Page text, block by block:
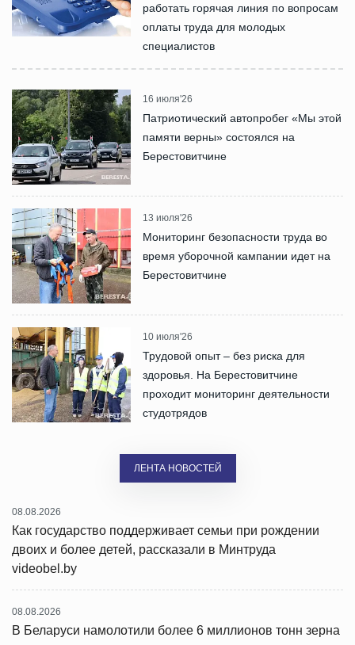
работать горячая линия по вопросам
оплаты труда для молодых
специалистов
16 июля'26
Патриотический автопробег «Мы этой
памяти верны» состоялся на
Берестовитчине
13 июля'26
Мониторинг безопасности труда во
время уборочной кампании идет на
Берестовитчине
10 июля'26
Трудовой опыт – без риска для
здоровья. На Берестовитчине
проходит мониторинг деятельности
студотрядов
ЛЕНТА НОВОСТЕЙ
08.08.2026
Как государство поддерживает семьи при рождении
двоих и более детей, рассказали в Минтруда
videobel.by
08.08.2026
В Беларуси намолотили более 6 миллионов тонн зерна